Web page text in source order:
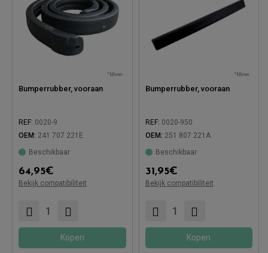
Bumperrubber, vooraan
REF: 0020-9
OEM: 241 707 221E
Beschikbaar
64,95€
Bekijk compatibiliteit
Kopen
Bumperrubber, vooraan
REF: 0020-950
OEM: 251 807 221A
Beschikbaar
31,95€
Bekijk compatibiliteit
Kopen